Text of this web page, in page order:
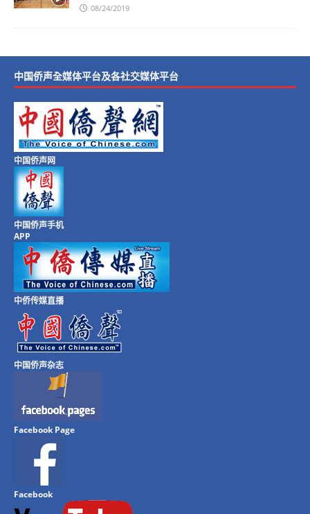
08/24/2019
中国侨声全媒体平台及各社交媒体平台
中国侨声网
中国侨声手机
APP
中侨传媒直播
中国侨声杂志
Facebook Page
Facebook